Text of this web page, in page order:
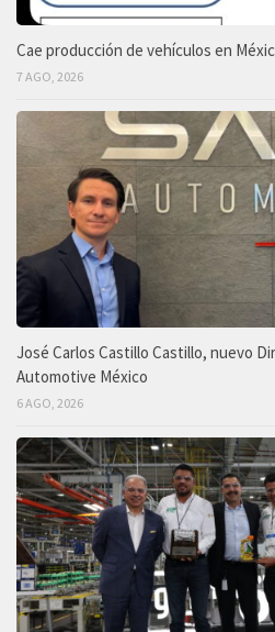
Cae producción de vehículos en
7 AGO, 2026
José Carlos Castillo Castillo, nuevo
Automotive México
6 AGO, 2026